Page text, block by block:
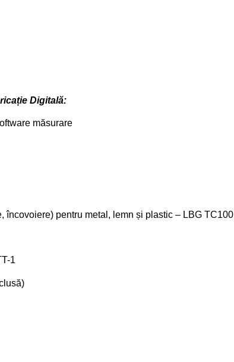
Digitală:
măsurare
pentru metal, lemn și plastic – LBG TC100
1